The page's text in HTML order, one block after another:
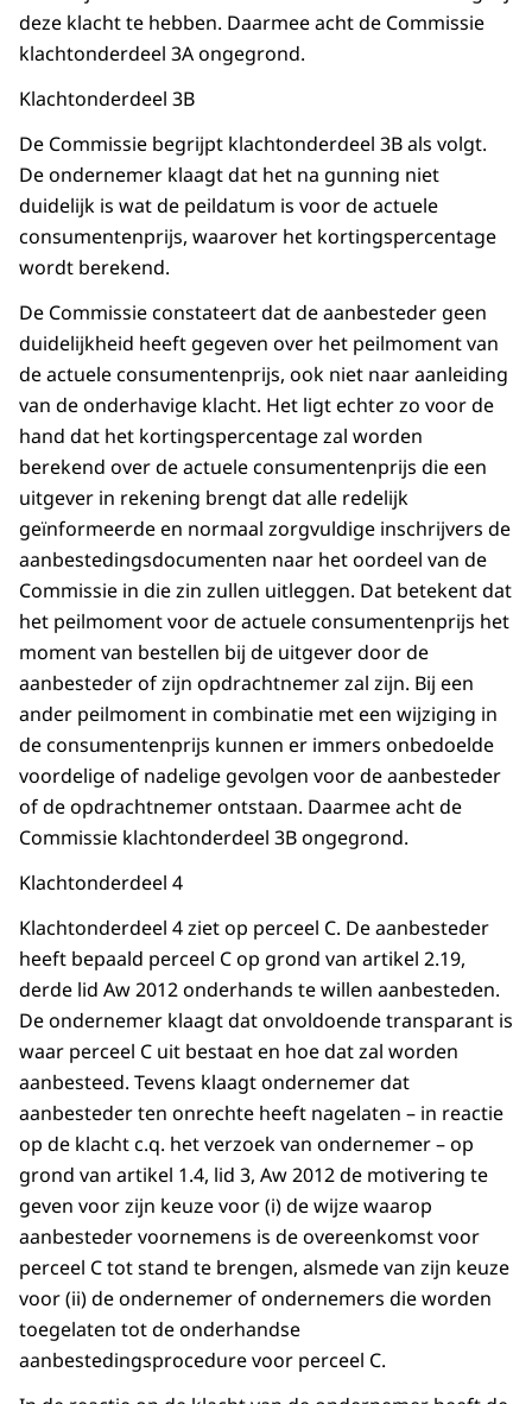
deze klacht te hebben. Daarmee acht de Commissie
klachtonderdeel 3A ongegrond.
Klachtonderdeel 3B
De Commissie begrijpt klachtonderdeel 3B als volgt.
De ondernemer klaagt dat het na gunning niet
duidelijk is wat de peildatum is voor de actuele
consumentenprijs, waarover het kortingspercentage
wordt berekend.
De Commissie constateert dat de aanbesteder geen
duidelijkheid heeft gegeven over het peilmoment van
de actuele consumentenprijs, ook niet naar aanleiding
van de onderhavige klacht. Het ligt echter zo voor de
hand dat het kortingspercentage zal worden
berekend over de actuele consumentenprijs die een
uitgever in rekening brengt dat alle redelijk
geïnformeerde en normaal zorgvuldige inschrijvers de
aanbestedingsdocumenten naar het oordeel van de
Commissie in die zin zullen uitleggen. Dat betekent dat
het peilmoment voor de actuele consumentenprijs het
moment van bestellen bij de uitgever door de
aanbesteder of zijn opdrachtnemer zal zijn. Bij een
ander peilmoment in combinatie met een wijziging in
de consumentenprijs kunnen er immers onbedoelde
voordelige of nadelige gevolgen voor de aanbesteder
of de opdrachtnemer ontstaan. Daarmee acht de
Commissie klachtonderdeel 3B ongegrond.
Klachtonderdeel 4
Klachtonderdeel 4 ziet op perceel C. De aanbesteder
heeft bepaald perceel C op grond van artikel 2.19,
derde lid Aw 2012 onderhands te willen aanbesteden.
De ondernemer klaagt dat onvoldoende transparant is
waar perceel C uit bestaat en hoe dat zal worden
aanbesteed. Tevens klaagt ondernemer dat
aanbesteder ten onrechte heeft nagelaten – in reactie
op de klacht c.q. het verzoek van ondernemer – op
grond van artikel 1.4, lid 3, Aw 2012 de motivering te
geven voor zijn keuze voor (i) de wijze waarop
aanbesteder voornemens is de overeenkomst voor
perceel C tot stand te brengen, alsmede van zijn keuze
voor (ii) de ondernemer of ondernemers die worden
toegelaten tot de onderhandse
aanbestedingsprocedure voor perceel C.